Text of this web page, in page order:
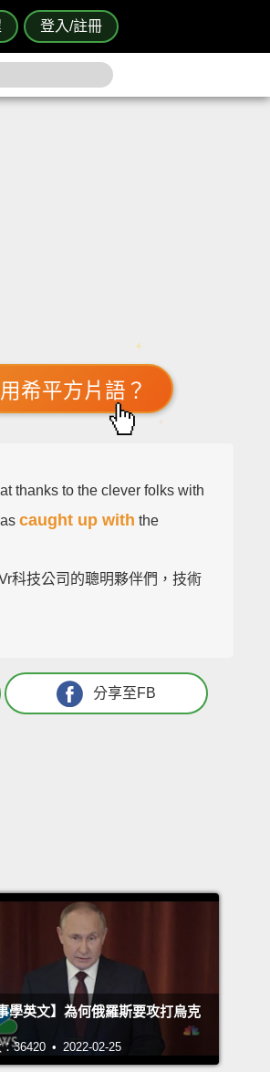
登入/註冊
希平方片語？
thanks to the clever folks with
caught up with the
科技公司的聰明夥伴們，技術
分享至FB
學英文】為何俄羅斯要攻打烏克
36420 • 2022-02-25